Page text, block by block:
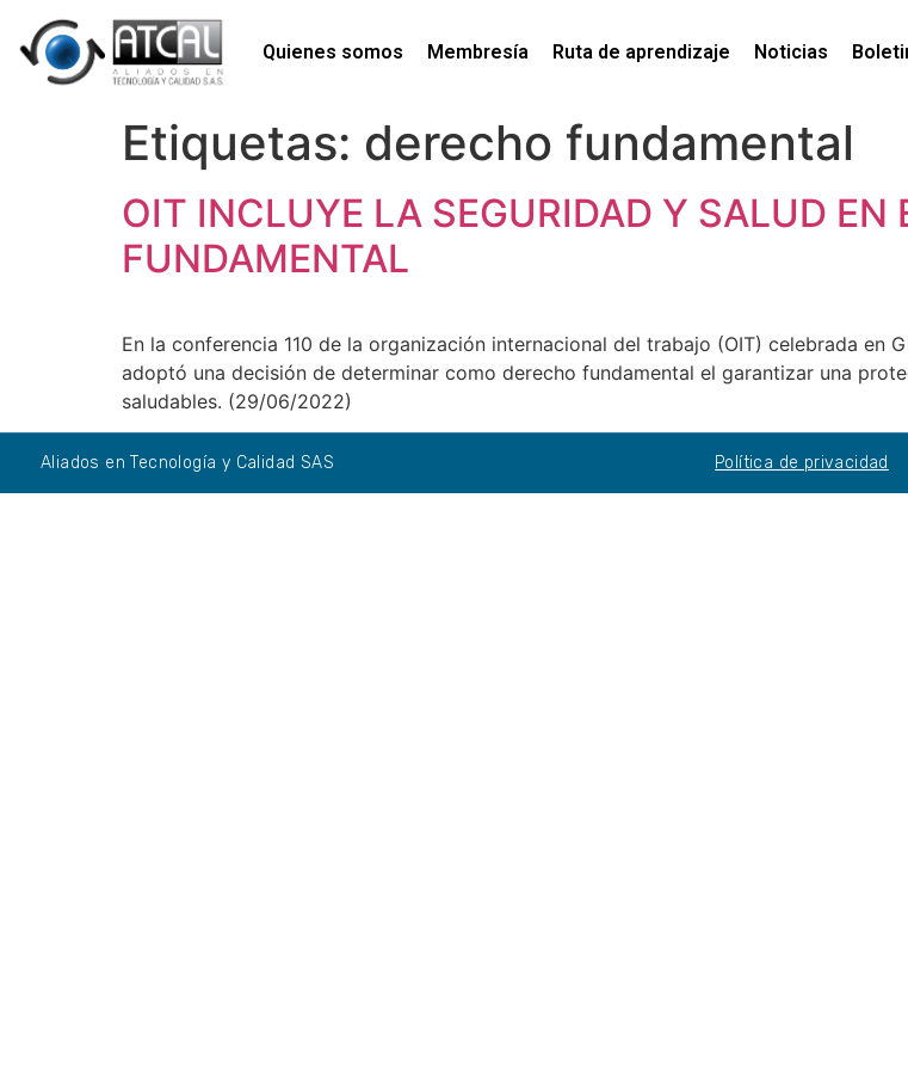
Quienes somos Membresía Ruta de aprendizaje Noticias
Etiquetas: derecho fundamental
OIT INCLUYE LA SEGURIDAD Y SALUD
FUNDAMENTAL
En la conferencia 110 de la organización internacional del trabajo (OIT) celebrada en
adoptó una decisión de determinar como derecho fundamental el garantizar una
saludables. (29/06/2022)
Aliados en Tecnología y Calidad SAS Política de privacidad